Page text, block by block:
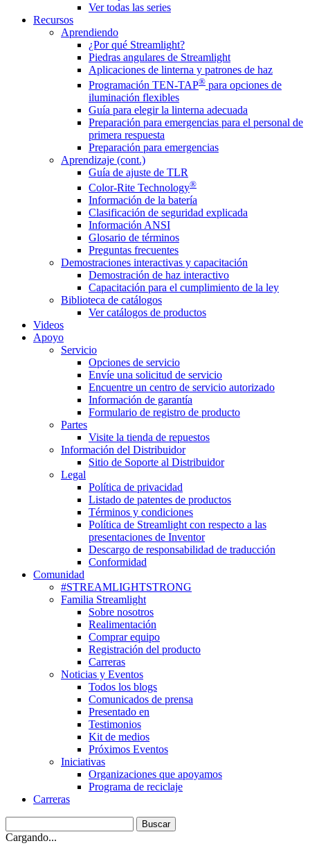
Ver todas las series
Recursos
Aprendiendo
¿Por qué Streamlight?
Piedras angulares de Streamlight
Aplicaciones de linterna y patrones de haz
Programación TEN-TAP® para opciones de
iluminación flexibles
Guía para elegir la linterna adecuada
Preparación para emergencias para el personal de
primera respuesta
Preparación para emergencias
Aprendizaje (cont.)
Guía de ajuste de TLR
Color-Rite Technology®
Información de la batería
Clasificación de seguridad explicada
Información ANSI
Glosario de términos
Preguntas frecuentes
Demostraciones interactivas y capacitación
Demostración de haz interactivo
Capacitación para el cumplimiento de la ley
Biblioteca de catálogos
Ver catálogos de productos
Videos
Apoyo
Servicio
Opciones de servicio
Envíe una solicitud de servicio
Encuentre un centro de servicio autorizado
Información de garantía
Formulario de registro de producto
Partes
Visite la tienda de repuestos
Información del Distribuidor
Sitio de Soporte al Distribuidor
Legal
Política de privacidad
Listado de patentes de productos
Términos y condiciones
Política de Streamlight con respecto a las
presentaciones de Inventor
Descargo de responsabilidad de traducción
Conformidad
Comunidad
#STREAMLIGHTSTRONG
Familia Streamlight
Sobre nosotros
Realimentación
Comprar equipo
Registración del producto
Carreras
Noticias y Eventos
Todos los blogs
Comunicados de prensa
Presentado en
Testimonios
Kit de medios
Próximos Eventos
Iniciativas
Organizaciones que apoyamos
Programa de reciclaje
Carreras
Cargando...